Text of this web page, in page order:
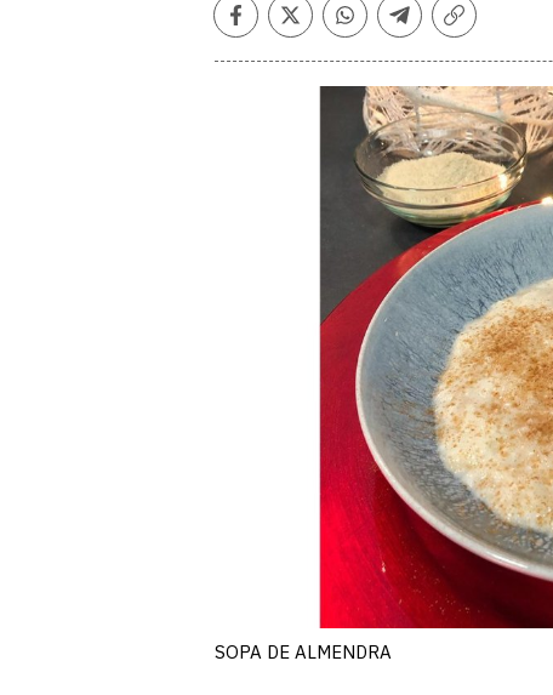
Facebook
TwitterWhatsapp
Telegram
Copiar
SOPA DE ALMENDRA